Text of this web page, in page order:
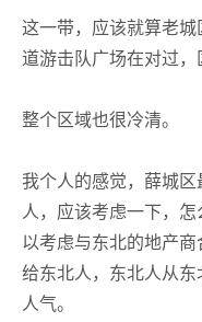
这一带，应该就算老
道游击队广场在对过，
整个区域也很冷清。
我个人的感觉，薛城
人，应该考虑一下，
以考虑与东北的地产
给东北人，东北人从
人气。